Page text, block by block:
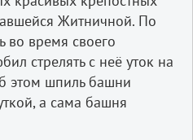
Житничной. По
во время своего
стрелять с неё уток на
этом шпиль башни
а сама башня